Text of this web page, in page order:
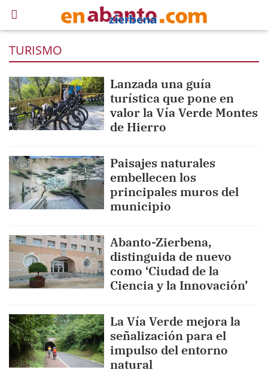
TURISMO
Lanzada una guía
turística que pone en
valor la Vía Verde Montes
de Hierro
Paisajes naturales
embellecen los
principales muros del
municipio
Abanto-Zierbena,
distinguida de nuevo
como ‘Ciudad de la
Ciencia y la Innovación’
La Vía Verde mejora la
señalización para el
impulso del entorno
natural